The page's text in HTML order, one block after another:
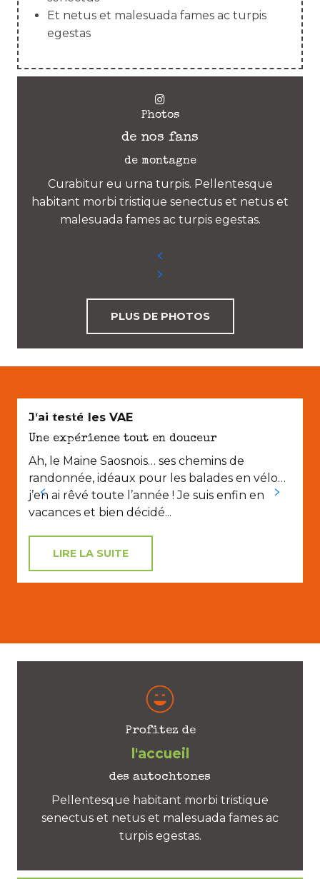
Et netus et malesuada fames ac turpis
egestas
Photos
de nos fans
de montagne
Curabitur eu urna turpis. Pellentesque
habitant morbi tristique senectus et netus et
malesuada fames ac turpis egestas.
PLUS DE PHOTOS
EN COUPLE
J’ai testé les VAE
Une expérience tout en douceur
Ah, le Maine Saosnois… ses chemins de
randonnée, idéaux pour les balades en vélo…
j’en ai rêvé toute l’année ! Je suis enfin en
vacances et bien décidé...
LIRE LA SUITE
Profitez de
l'accueil
des autochtones
Pellentesque habitant morbi tristique
senectus et netus et malesuada fames ac
turpis egestas.